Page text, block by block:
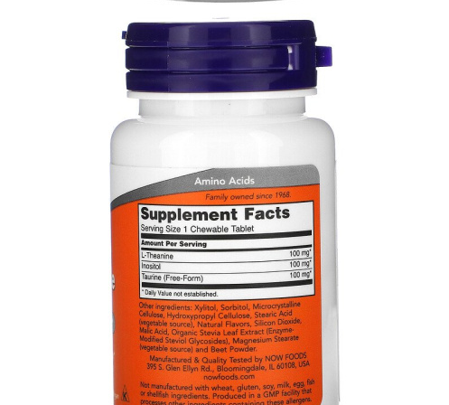
ЗМА (ZMA)
ЗДОРОВЬЕ И ДОЛГОЛЕТИЕ